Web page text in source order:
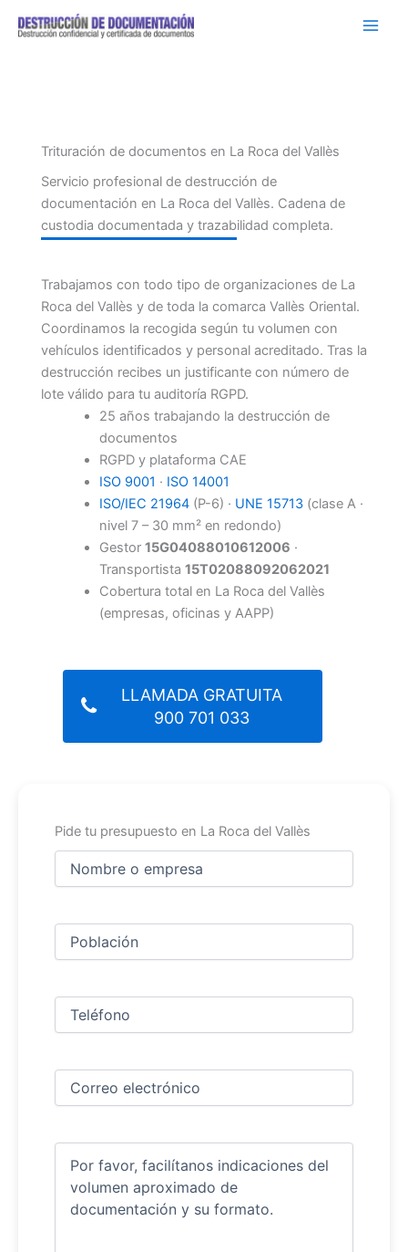
Trituración de documentos en La Roca del Vallès
Servicio profesional de destrucción de
documentación en La Roca del Vallès. Cadena de
custodia documentada y trazabilidad completa.
Trabajamos con todo tipo de organizaciones de La
Roca del Vallès y de toda la comarca Vallès Oriental.
Coordinamos la recogida según tu volumen con
vehículos identificados y personal acreditado. Tras la
destrucción recibes un justificante con número de
lote válido para tu auditoría RGPD.
25 años trabajando la destrucción de
documentos
RGPD y plataforma CAE
ISO 9001 · ISO 14001
ISO/IEC 21964(P-6) · UNE 15713(clase A ·
nivel 7 – 30 mm² en redondo)
Gestor 15G04088010612006 ·
Transportista 15T02088092062021
Cobertura total en La Roca del Vallès
(empresas, oficinas y AAPP)
LLAMADA GRATUITA
900 701 033
Pide tu presupuesto en La Roca del Vallès
Nombre
Ciudad
Teléfono
Correo
electrónico (Obligatorio)
Comentarios